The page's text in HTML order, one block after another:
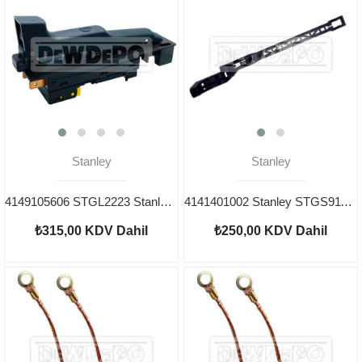
Stanley
4149105606 STGL2223 Stanley Şalter
₺315,00 KDV Dahil
Stanley
4141401002 Stanley STGS9115 Sürgü
₺250,00 KDV Dahil